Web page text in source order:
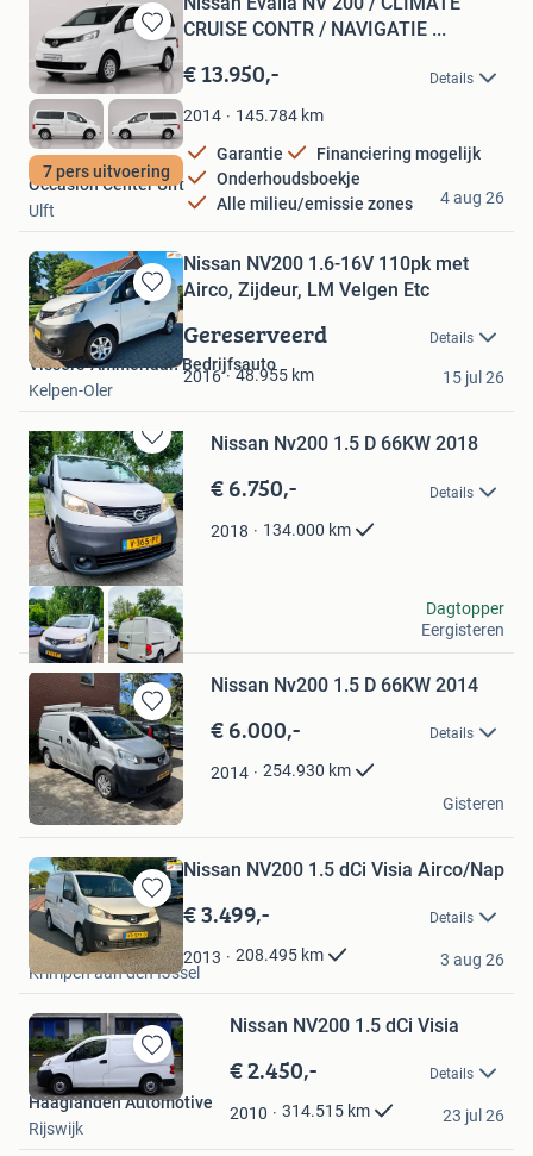
Bewaren
in
Mijn
Favorieten
7 pers uitvoering
CRUISE CONTR / NAVIGATIE ...
€ 13.950,- Details
2014 145.784 km
Garantie
Financiering mogelijk
Onderhoudsboekje
Alle milieu/emissie zones
Occasion Center Ulft
Ulft
4 aug 26
Bewaren
Mijn
Favorieten
Nissan NV200 1.6-16V 110pk met
Airco, Zijdeur, LM Velgen Etc
Gereserveerd Details
2016 48.955 km
Vissers-Ammerlaan Bedrijfsauto
Kelpen-Oler
15 jul 26
Bewaren
in
Mijn
Favorieten
Nissan Nv200 1.5 D 66KW 2018
€ 6.750,- Details
2018 134.000 km
Jam
Zaandam
Dagtopper
Eergisteren
Bewaren
in
Mijn
Favorieten
Nissan Nv200 1.5 D 66KW 2014
€ 6.000,- Details
2014 254.930 km
Riko Winter
Baarn
Gisteren
Bewaren
in
Mijn
Favorieten
Nissan NV200 1.5 dCi Visia Airco/Nap
€ 3.499,- Details
2013 208.495 km
TopOccasions
Krimpen aan den IJssel
3 aug 26
Bewaren
in
Mijn
Nissan NV200 1.5 dCi Visia
€ 2.450,- Details
2010 314.515 km
Haaglanden Automotive
Rijswijk
23 jul 26